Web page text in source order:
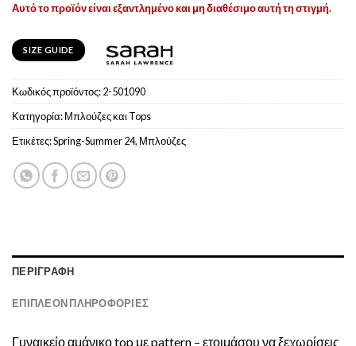
Αυτό το προϊόν είναι εξαντλημένο και μη διαθέσιμο αυτή τη στιγμή.
SIZE GUIDE
Κωδικός προϊόντος:2-501090
Κατηγορία:Μπλούζες και Tops
Ετικέτες:Spring-Summer 24, Μπλούζες
ΠΕΡΙΓΡΑΦΉ
ΕΠΙΠΛΈΟΝ ΠΛΗΡΟΦΟΡΊΕΣ
Γυναικείο αμάνικο top με pattern – ετοιμάσου να ξεχωρίσεις